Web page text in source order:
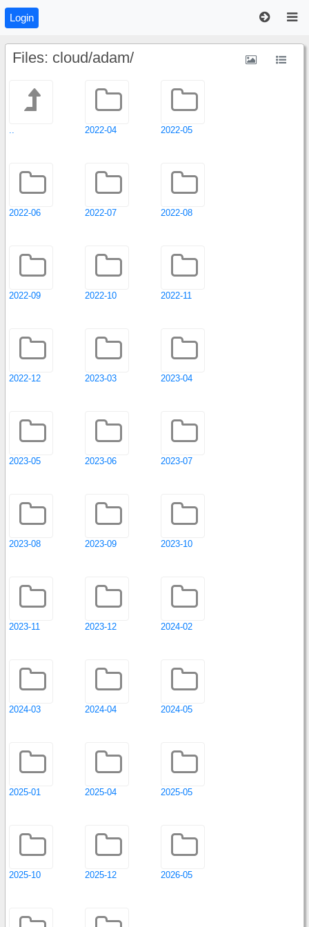
Login
Files: cloud/adam/
.. 2022-04 2022-05
2022-06 2022-07 2022-08
2022-09 2022-10 2022-11
2022-12 2023-03 2023-04
2023-05 2023-06 2023-07
2023-08 2023-09 2023-10
2023-11 2023-12 2024-02
2024-03 2024-04 2024-05
2025-01 2025-04 2025-05
2025-10 2025-12 2026-05